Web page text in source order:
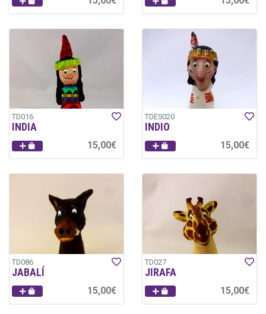
TD016
INDIA
15,00€
TDES020
INDIO
15,00€
TD086
JABALÍ
15,00€
TD027
JIRAFA
15,00€